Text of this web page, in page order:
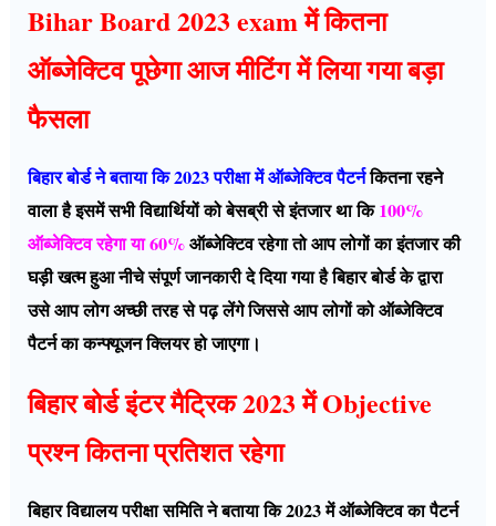
Bihar Board 2023 exam में कितना
ऑब्जेक्टिव पूछेगा आज मीटिंग में लिया गया बड़ा
फैसला
बिहार बोर्ड ने बताया कि 2023 परीक्षा में ऑब्जेक्टिव पैटर्नकितना रहने
वाला है इसमें सभी विद्यार्थियों को बेसब्री से इंतजार था कि100%
ऑब्जेक्टिव रहेगा या 60%ऑब्जेक्टिव रहेगा तो आप लोगों का इंतजार की
घड़ी खत्म हुआ नीचे संपूर्ण जानकारी दे दिया गया है बिहार बोर्ड के द्वारा
उसे आप लोग अच्छी तरह से पढ़ लेंगे जिससे आप लोगों को ऑब्जेक्टिव
पैटर्न का कन्फ्यूजन क्लियर हो जाएगा।
बिहार बोर्ड इंटर मैट्रिक 2023 में Objective
प्रश्न कितना प्रतिशत रहेगा
बिहार विद्यालय परीक्षा समिति ने बताया कि 2023 में ऑब्जेक्टिव का पैटर्न